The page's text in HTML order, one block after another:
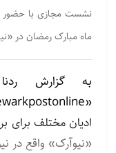
نشست مجازی با حضور
ماه مبارک رمضان در
به گزارش
ادیان مختلف برای
«نیوآرک» واقع در